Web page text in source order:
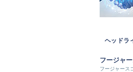
ヘッドラ
フージャ
フージャース